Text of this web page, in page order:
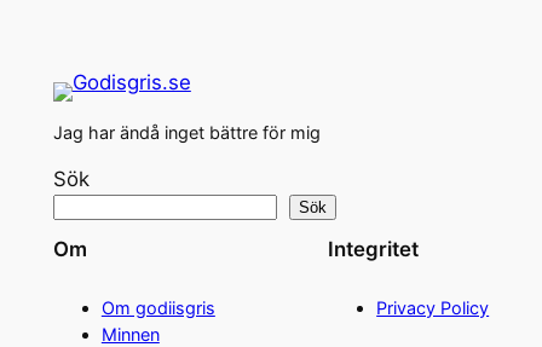
Jag har ändå inget bättre för mig
Sök
Sök
Om
Om godiisgris
Minnen
Integritet
Privacy Policy